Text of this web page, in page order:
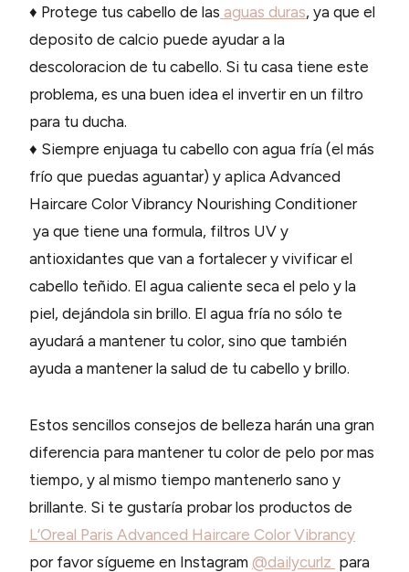
♦ Protege tus cabello de las aguas duras, ya que el
deposito de calcio puede ayudar a la
descoloracion de tu cabello. Si tu casa tiene este
problema, es una buen idea el invertir en un filtro
para tu ducha.
♦ Siempre enjuaga tu cabello con agua fría (el más
frío que puedas aguantar) y aplica Advanced
Haircare Color Vibrancy Nourishing Conditioner
ya que tiene una formula, filtros UV y
antioxidantes que van a fortalecer y vivificar el
cabello teñido. El agua caliente seca el pelo y la
piel, dejándola sin brillo. El agua fría no sólo te
ayudará a mantener tu color, sino que también
ayuda a mantener la salud de tu cabello y brillo.
Estos sencillos consejos de belleza harán una gran
diferencia para mantener tu color de pelo por mas
tiempo, y al mismo tiempo mantenerlo sano y
brillante. Si te gustaría probar los productos de
L’Oreal Paris Advanced Haircare Color Vibrancy
por favor sígueme en Instagram @dailycurlz para